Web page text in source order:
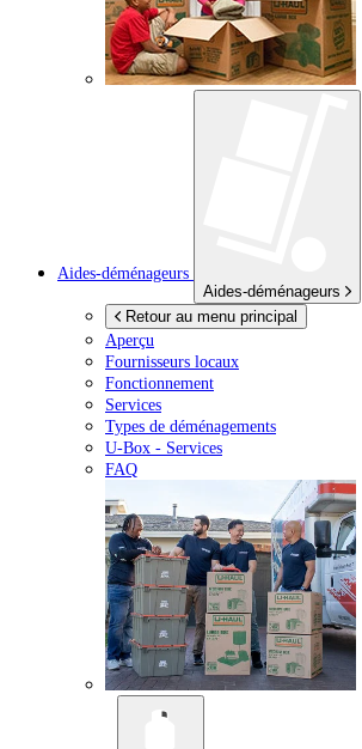
Aides-déménageurs
Aides-déménageurs
Retour au menu principal
Aperçu
Fournisseurs locaux
Fonctionnement
Services
Types de déménagements
U-Box - Services
FAQ